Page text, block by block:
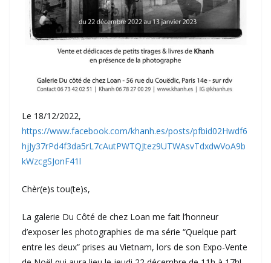
Le 18/12/2022,
https://www.facebook.com/khanh.es/posts/pfbid02Hwdf6
hjJy37rPd4f3da5rL7cAutPWTQJtez9UTWAsvTdxdwVoA9b
kWzcgSJonF41l
Chèr(e)s tou(te)s,
La galerie Du Côté de chez Loan me fait l’honneur
d’exposer les photographies de ma série “Quelque part
entre les deux” prises au Vietnam, lors de son Expo-Vente